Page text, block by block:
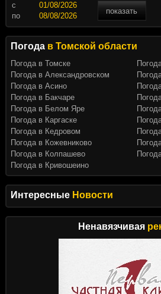
Интересные Новости
Ненавязчивая
c
показать
по
Погода в Томской области
Погода в Томске
Погода в Александровском
Погода в Асино
Погода в Бакчаре
Погода в Белом Яре
Погода в Каргаске
Погода в Кедровом
Погода в Кожевниково
Погода в Колпашево
Погода в Кривошеино